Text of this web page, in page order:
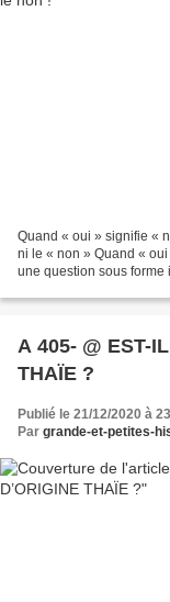
Quand « oui » signifie «
ni le « non » Quand «
une question sous forme
A 405- @ EST-IL UN CARACTÈRE D’ORIGINE
THAÏE ?
Publié le 21/12/2020 à
Par grande-et-petites-